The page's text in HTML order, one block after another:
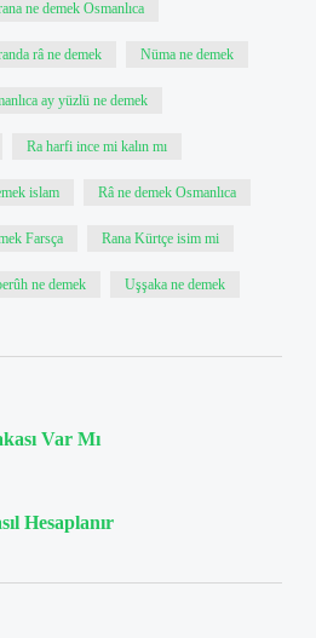
ne demek Osmanlıca
râ ne demek Nüma ne demek
ay yüzlü ne demek
Ra harfi ince mi kalın mı
islam Râ ne demek Osmanlıca
Farsça Rana Kürtçe isim mi
ne demek Uşşaka ne demek
Var Mı
Hesaplanır